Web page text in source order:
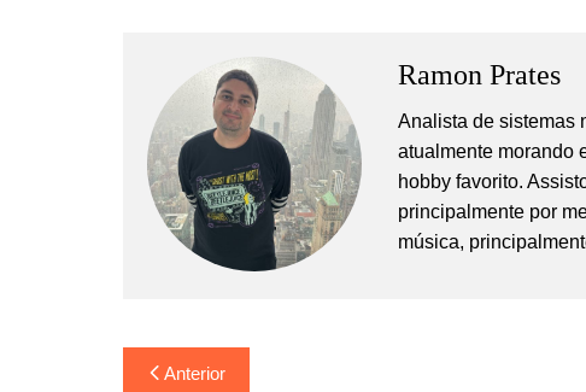
Ramon Prates
Analista de sistemas
atualmente morando
hobby favorito.
principalmente por
música,
Navegação
Anterior